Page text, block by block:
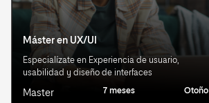
Máster en UX/UI
Especialízate en Experiencia de usuario,
usabilidad y diseño de interfaces
Master 7 meses Otoño